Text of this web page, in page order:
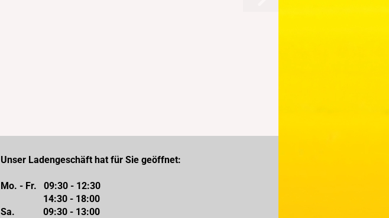
Unser Ladengeschäft hat für Sie geöffnet:
Mo. - Fr. 09:30 - 12:30
14:30 - 18:00
Sa. 09:30 - 13:00